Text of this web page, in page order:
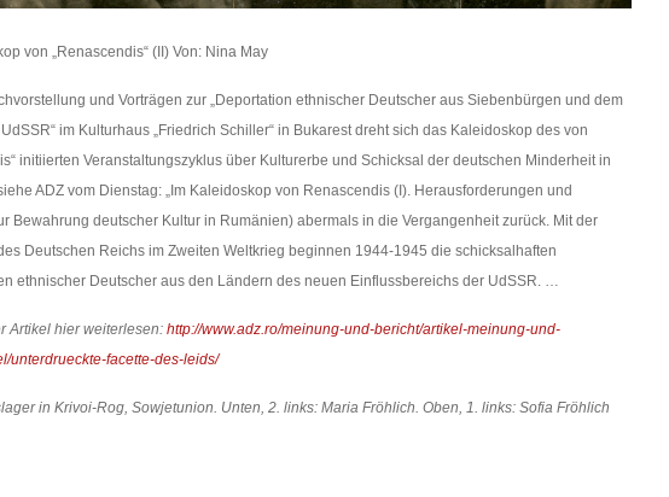
von „Renascendis“ (II) Von: Nina May
und Vorträgen zur „Deportation ethnischer Deutscher aus Siebenbürgen und dem
im Kulturhaus „Friedrich Schiller“ in Bukarest dreht sich das Kaleidoskop des von
initiierten Veranstaltungszyklus über Kulturerbe und Schicksal der deutschen Minderheit in
ADZ vom Dienstag: „Im Kaleidoskop von Renascendis (I). Herausforderungen und
Bewahrung deutscher Kultur in Rumänien) abermals in die Vergangenheit zurück. Mit der
Deutschen Reichs im Zweiten Weltkrieg beginnen 1944-1945 die schicksalhaften
ethnischer Deutscher aus den Ländern des neuen Einflussbereichs der UdSSR. …
Artikel hier weiterlesen: http://www.adz.ro/meinung-und-bericht/artikel-meinung-und-
unterdrueckte-facette-des-leids/
in Krivoi-Rog, Sowjetunion. Unten, 2. links: Maria Fröhlich. Oben, 1. links: Sofia Fröhlich